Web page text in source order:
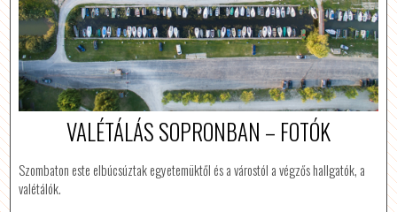
VALÉTÁLÁS SOPRONBAN – FOTÓK
Szombaton este elbúcsúztak egyetemüktől és a várostól a végzős hallgatók, a
valétálók.